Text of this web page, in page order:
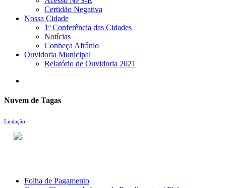
Certidão Negativa
Nossa Cidade
1ª Conferência das Cidades
Notícias
Conheça Afrânio
Ouvidoria Municipal
Relatório de Ouvidoria 2021
Nuvem de Tagas
Licitação
Folha de Pagamento